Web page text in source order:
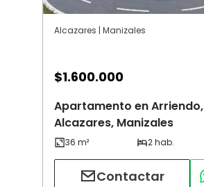
Alcazares | Manizales
$1.600.000
Apartamento en Arriendo,
Alcazares, Manizales
Contactar